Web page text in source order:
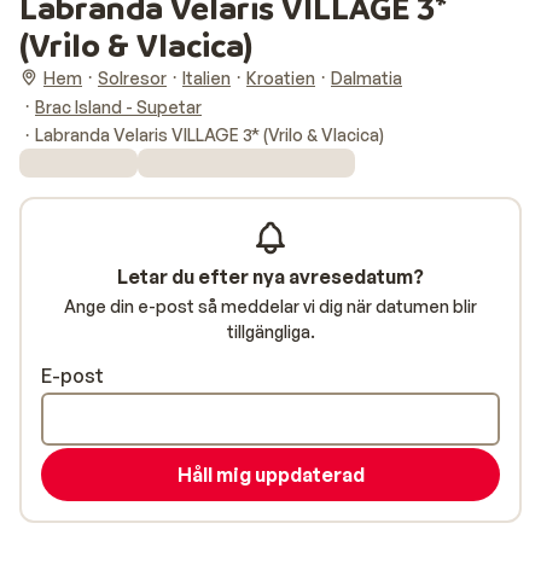
(Vrilo & Vlacica)
Hem Solresor Italien Kroatien
Dalmatia
Brac Island - Supetar
Labranda Velaris VILLAGE 3* (Vrilo & Vlacica)
Letar du efter nya avresedatum?
Ange din e-post så meddelar vi dig när datumen blir
tillgängliga.
E-post
Håll mig uppdaterad